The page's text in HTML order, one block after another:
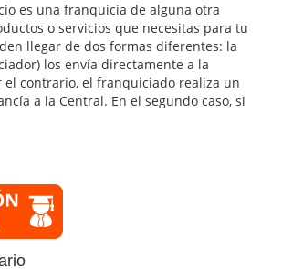
es una franquicia de alguna otra
o servicios que necesitas para tu
llegar de dos formas diferentes: la
los envía directamente a la
el contrario, el franquiciado realiza un
a la Central. En el segundo caso, si